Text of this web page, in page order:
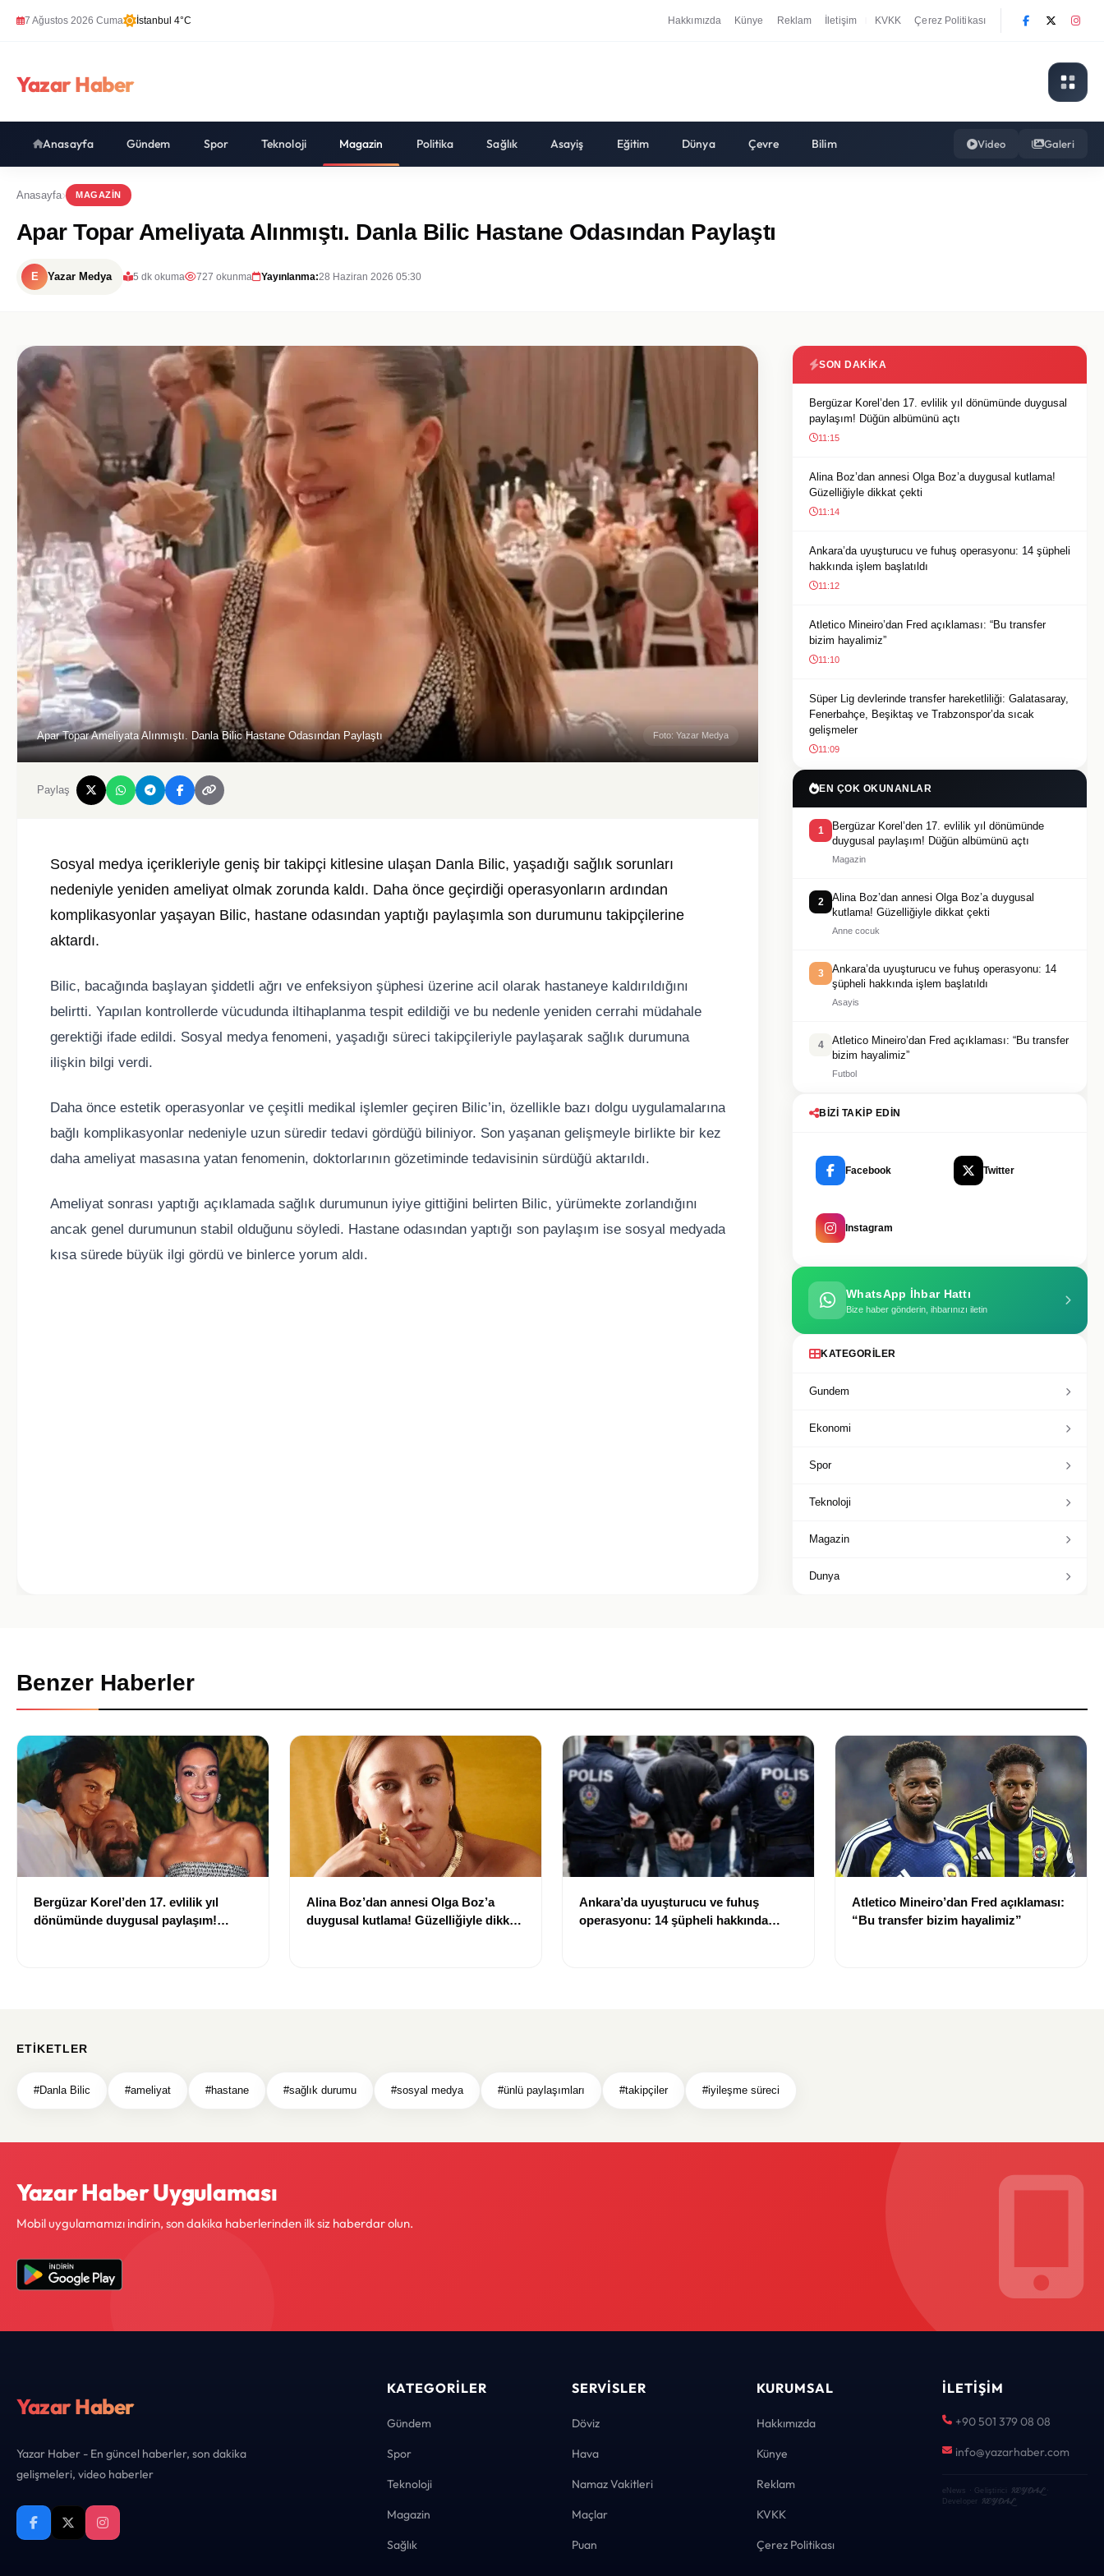
7 Ağustos 2026 Cuma İstanbul 4°C Hakkımızda Künye Reklam İletişim KVKK Çerez Politikası
Yazar Haber
Anasayfa Gündem Spor Teknoloji Magazin Politika Sağlık Asayiş Eğitim Dünya Çevre Bilim Video Galeri
Anasayfa MAGAZIN
Apar Topar Ameliyata Alınmıştı. Danla Bilic Hastane Odasından Paylaştı
E Yazar Medya 5 dk okuma 727 okunma Yayınlanma:28 Haziran 2026 05:30
Apar Topar Ameliyata Alınmıştı. Danla Bilic Hastane Odasından Paylaştı Foto: Yazar Medya
Paylaş
Sosyal medya içerikleriyle geniş bir takipçi kitlesine ulaşan Danla Bilic, yaşadığı sağlık sorunları
nedeniyle yeniden ameliyat olmak zorunda kaldı. Daha önce geçirdiği operasyonların ardından
komplikasyonlar yaşayan Bilic, hastane odasından yaptığı paylaşımla son durumunu takipçilerine
aktardı.
Bilic, bacağında başlayan şiddetli ağrı ve enfeksiyon şüphesi üzerine acil olarak hastaneye kaldırıldığını
belirtti. Yapılan kontrollerde vücudunda iltihaplanma tespit edildiği ve bu nedenle yeniden cerrahi müdahale
gerektiği ifade edildi. Sosyal medya fenomeni, yaşadığı süreci takipçileriyle paylaşarak sağlık durumuna
ilişkin bilgi verdi.
Daha önce estetik operasyonlar ve çeşitli medikal işlemler geçiren Bilic’in, özellikle bazı dolgu uygulamalarına
bağlı komplikasyonlar nedeniyle uzun süredir tedavi gördüğü biliniyor. Son yaşanan gelişmeyle birlikte bir kez
daha ameliyat masasına yatan fenomenin, doktorlarının gözetiminde tedavisinin sürdüğü aktarıldı.
Ameliyat sonrası yaptığı açıklamada sağlık durumunun iyiye gittiğini belirten Bilic, yürümekte zorlandığını
ancak genel durumunun stabil olduğunu söyledi. Hastane odasından yaptığı son paylaşım ise sosyal medyada
kısa sürede büyük ilgi gördü ve binlerce yorum aldı.
SON DAKIKA
Bergüzar Korel’den 17. evlilik yıl dönümünde duygusal
paylaşım! Düğün albümünü açtı
11:15
Alina Boz’dan annesi Olga Boz’a duygusal kutlama!
Güzelliğiyle dikkat çekti
11:14
Ankara’da uyuşturucu ve fuhuş operasyonu: 14 şüpheli
hakkında işlem başlatıldı
11:12
Atletico Mineiro’dan Fred açıklaması: “Bu transfer
bizim hayalimiz”
11:10
Süper Lig devlerinde transfer hareketliliği: Galatasaray,
Fenerbahçe, Beşiktaş ve Trabzonspor’da sıcak
gelişmeler
11:09
EN ÇOK OKUNANLAR
1
Bergüzar Korel’den 17. evlilik yıl dönümünde
duygusal paylaşım! Düğün albümünü açtı
Magazin
2
Alina Boz’dan annesi Olga Boz’a duygusal
kutlama! Güzelliğiyle dikkat çekti
Anne cocuk
3
Ankara’da uyuşturucu ve fuhuş operasyonu: 14
şüpheli hakkında işlem başlatıldı
Asayis
4
Atletico Mineiro’dan Fred açıklaması: “Bu transfer
bizim hayalimiz”
Futbol
BIZI TAKIP EDIN
Facebook Twitter
Instagram
WhatsApp İhbar Hattı
Bize haber gönderin, ihbarınızı iletin
KATEGORILER
Gundem
Ekonomi
Spor
Teknoloji
Magazin
Dunya
Benzer Haberler
Bergüzar Korel’den 17. evlilik yıl
dönümünde duygusal paylaşım!
Alina Boz’dan annesi Olga Boz’a
duygusal kutlama! Güzelliğiyle dikkat
Ankara’da uyuşturucu ve fuhuş
operasyonu: 14 şüpheli hakkında
Atletico Mineiro’dan Fred açıklaması:
“Bu transfer bizim hayalimiz”
ETIKETLER
#Danla Bilic #ameliyat #hastane #sağlık durumu #sosyal medya #ünlü paylaşımları #takipçiler #iyileşme süreci
Yazar Haber Uygulaması
Mobil uygulamamızı indirin, son dakika haberlerinden ilk siz haberdar olun.
Yazar Haber
Yazar Haber - En güncel haberler, son dakika
gelişmeleri, video haberler
KATEGORILER
Gündem
Spor
Teknoloji
Magazin
Sağlık
SERVISLER
Döviz
Hava
Namaz Vakitleri
Maçlar
Puan
KURUMSAL
Hakkımızda
Künye
Reklam
KVKK
Çerez Politikası
İLETIŞIM
+90 501 379 08 08
info@yazarhaber.com
eNews · Geliştirici KEYDAL·
Developer KEYDAL